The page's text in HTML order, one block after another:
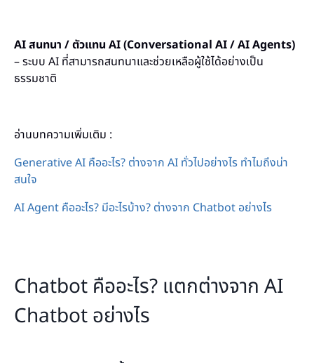
AI สนทนา / ตัวแทน AI (Conversational AI / AI Agents)
– ระบบ AI ที่สามารถสนทนาและช่วยเหลือผู้ใช้ได้อย่างเป็น
ธรรมชาติ
อ่านบทความเพิ่มเติม :
Generative AI คืออะไร? ต่างจาก AI ทั่วไปอย่างไร ทำไมถึงน่า
สนใจ
AI Agent คืออะไร? มีอะไรบ้าง? ต่างจาก Chatbot อย่างไร
Chatbot คืออะไร? แตกต่างจาก AI
Chatbot อย่างไร